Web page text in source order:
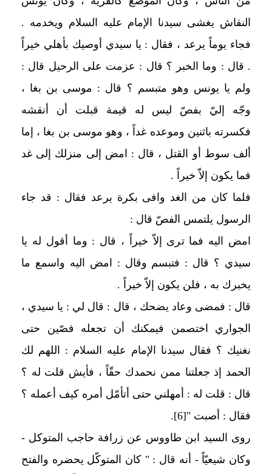
النقاش يغشى سيدنا الإمام عليه السلام ويخدمه .
فجاء يوماً يرعد ، فقال : يا سيدي أوصيك بأهلي خيراً
. قال : وما الخبر ؟ قال : عزمت على الرحيل قال :
ولم يا يونس وهو متبسم ؟ قال : موسى بن بغا ،
وجّه إليّ بفصّ ليس له قيمة قبلت أن أنقشه
فكسرته باثنين وموعده غداً ، وهو موسى بن بغا ، إما
ألف سوط أو القتل ، قال : امض إلى منزلك إلى غد
فما يكون إلاّ خيراً .
فلما كان من الغد وافى بكرة يرعد فقال : قد جاء
الرسول يلتمس الفصّ قال :
امض اليه فما ترى إلاّ خيراً ، قال : وما أقول له يا
سيدي ؟ قال : فتبسم وقال : امض اليه واسمع ما
يخبرك به ، فلن يكون إلاّ خيراً .
قال : فمضى وعاد يضحك ، قال : قال لي : يا سيدي ،
الجواري اختصمن فيمكنك أن تجعله فصّين حتى
نغنيك ؟ فقال سيدنا الإمام عليه السلام : اللهم لك
الحمد إذ جعلتنا ممن نحمدك حقّاً ، فأيش قلت له ؟
قال : قلت له : أمهلني حتى أتأمّل أمره كيف أعمله ؟
فقال : أصبت "[6]
.
روى السيد ابن طاووس عن زرافة حاجب المتوكل -
وكان شيعيّاً - أنه قال : " كان المتوكّل يحضره والفتح